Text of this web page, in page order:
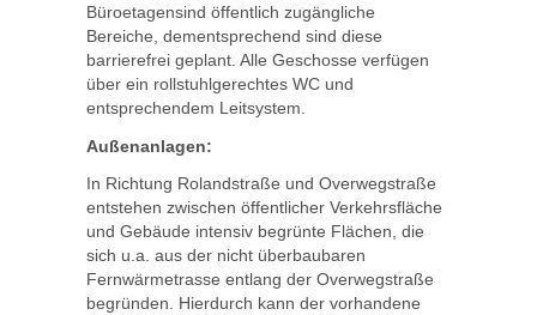
Büroetagensind öffentlich zugängliche
Bereiche, dementsprechend sind diese
barrierefrei geplant. Alle Geschosse verfügen
über ein rollstuhlgerechtes WC und
entsprechendem Leitsystem.
Außenanlagen:
In Richtung Rolandstraße und Overwegstraße
entstehen zwischen öffentlicher Verkehrsfläche
und Gebäude intensiv begrünte Flächen, die
sich u.a. aus der nicht überbaubaren
Fernwärmetrasse entlang der Overwegstraße
begründen. Hierdurch kann der vorhandene